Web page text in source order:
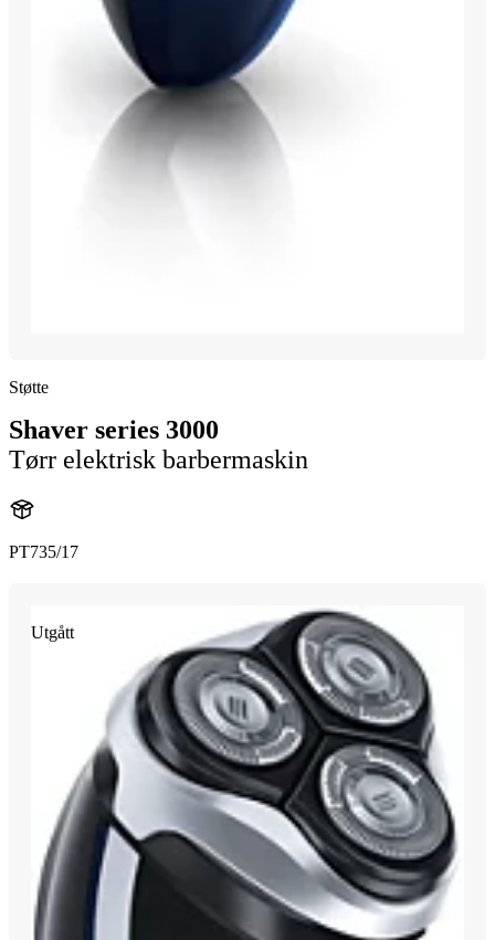
Støtte
Shaver series 3000
Tørr elektrisk barbermaskin
PT735/17
Utgått